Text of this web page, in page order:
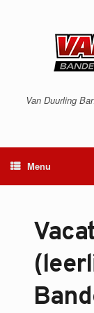
Van Duurling
Menu